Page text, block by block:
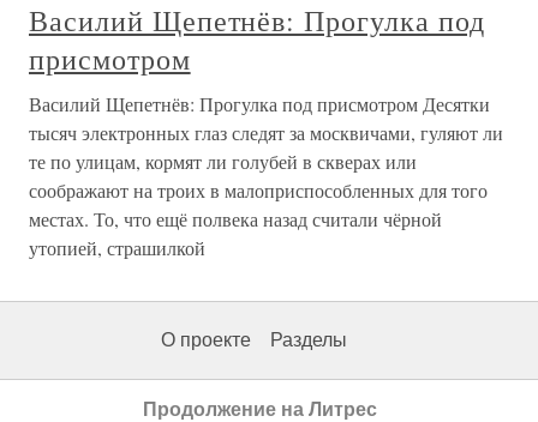
Василий Щепетнёв: Прогулка под
присмотром
Василий Щепетнёв: Прогулка под присмотром Десятки
тысяч электронных глаз следят за москвичами, гуляют ли
те по улицам, кормят ли голубей в скверах или
соображают на троих в малоприспособленных для того
местах. То, что ещё полвека назад считали чёрной
утопией, страшилкой
О проекте Разделы
Продолжение на Литрес